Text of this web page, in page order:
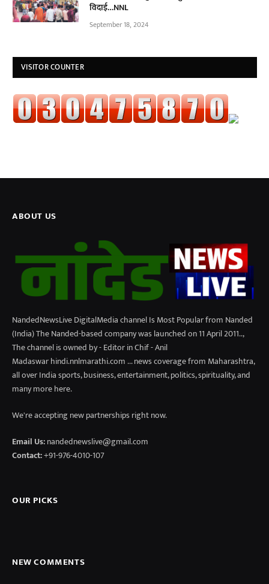
विदाई…NNL
September 18, 2024
VISITOR COUNTER
ABOUT US
NandedNewsLive DigitalMedia channel Is Most Popular from Nanded
(India) The Nanded-based company was launched on 11 April 2011..,
The channel is owned by - Editor in Chif - Anil
Madaswar hindi.nnlmarathi.com ... news coverage from Maharashtra,
all over India sports, business, entertainment, politics, spirituality, and
many more here.
We're accepting new partnerships right now.
Email Us:nandednewslive@gmail.com
Contact:+91-976-4010-107
OUR PICKS
NEW COMMENTS